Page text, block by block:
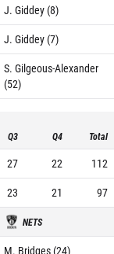
J. Giddey (8)
J. Giddey (7)
S. Gilgeous-Alexander
(52)
Q3 Q4 Total
27 22
112
23 21 97
NETS
M. Bridges (24)